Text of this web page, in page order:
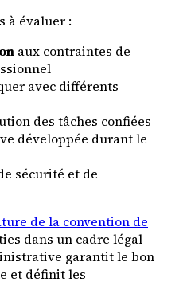
à évaluer :
aux contraintes de
avec différents
des tâches confiées
développée durant le
sécurité et de
de la convention de
dans un cadre légal
garantit le bon
et définit les